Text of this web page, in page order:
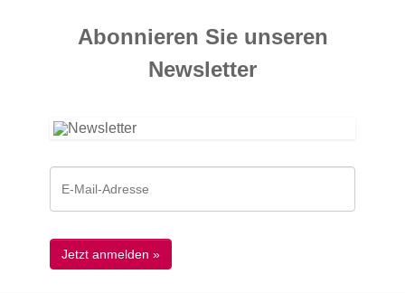
Abonnieren Sie unseren
News­letter